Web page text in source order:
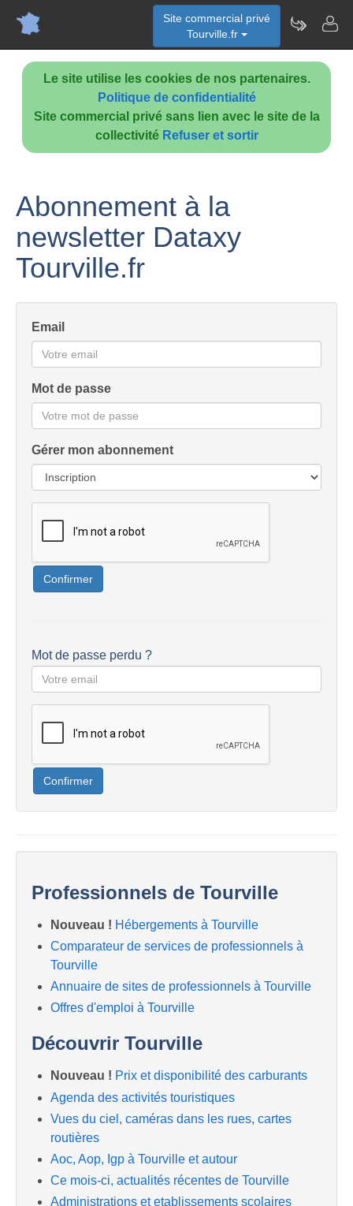
Le site utilise les cookies de nos partenaires.
Politique de confidentialité
Site commercial privé sans lien avec le site de la
collectivité Refuser et sortir
Site commercial privé
Tourville.fr
Abonnement à la
newsletter Dataxy
Tourville.fr
Email
Mot de passe
Gérer mon abonnement
Confirmer
Mot de passe perdu ?
Confirmer
Professionnels de Tourville
Nouveau ! Hébergements à Tourville
Comparateur de services de professionnels à
Tourville
Annuaire de sites de professionnels à Tourville
Offres d'emploi à Tourville
Découvrir Tourville
Nouveau ! Prix et disponibilité des carburants
Agenda des activités touristiques
Vues du ciel, caméras dans les rues, cartes
routières
Aoc, Aop, Igp à Tourville et autour
Ce mois-ci, actualités récentes de Tourville
Administrations et etablissements scolaires